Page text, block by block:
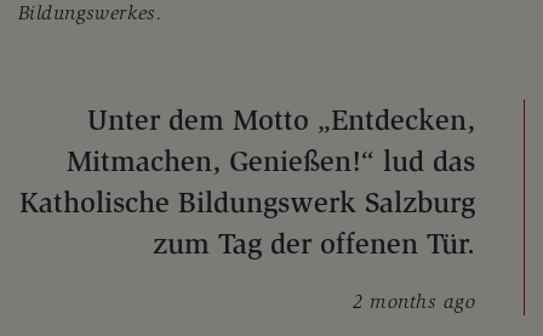
Bildungswerkes.
Unter dem Motto „Entdecken,
Mitmachen, Genießen!“ lud das
Katholische Bildungswerk Salzburg
zum Tag der offenen Tür.
2 months ago